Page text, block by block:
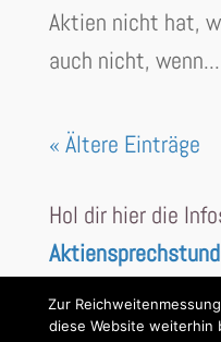
Aktien nicht hat,
auch nicht, wenn...
« Ältere Einträge
Hol dir hier die
Zur
diese Website weiterhin